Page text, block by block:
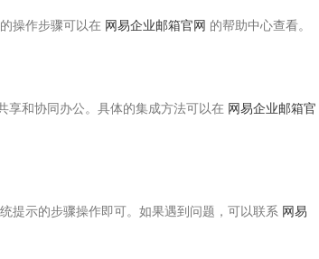
操作步骤可以在 网易企业邮箱官网 的帮助中心查看。
享和协同办公。具体的集成方法可以在 网易企业邮箱官
提示的步骤操作即可。如果遇到问题，可以联系 网易